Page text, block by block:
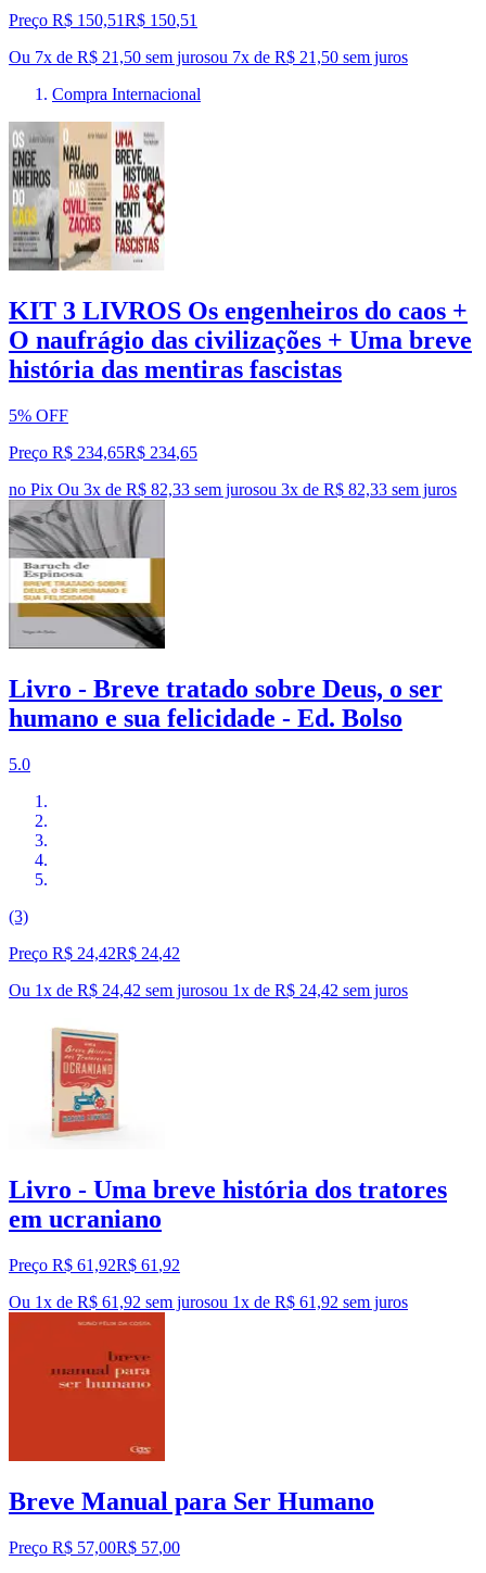
Preço R$ 150,51R$ 150,51
Ou 7x de R$ 21,50 sem jurosou 7x de R$ 21,50 sem juros
Compra Internacional
KIT 3 LIVROS Os engenheiros do caos +
O naufrágio das civilizações + Uma breve
história das mentiras fascistas
5% OFF
Preço R$ 234,65R$ 234,65
no Pix Ou 3x de R$ 82,33 sem jurosou 3x de R$ 82,33 sem juros
Livro - Breve tratado sobre Deus, o ser
humano e sua felicidade - Ed. Bolso
5.0
(3)
Preço R$ 24,42R$ 24,42
Ou 1x de R$ 24,42 sem jurosou 1x de R$ 24,42 sem juros
Livro - Uma breve história dos tratores
em ucraniano
Preço R$ 61,92R$ 61 ,92
Ou 1x de R$ 61,92 sem jurosou 1x de R$ 61,92 sem juros
Breve Manual para Ser Humano
Preço R$ 57,00R$ 57,00